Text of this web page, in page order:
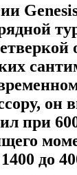
он
при
до